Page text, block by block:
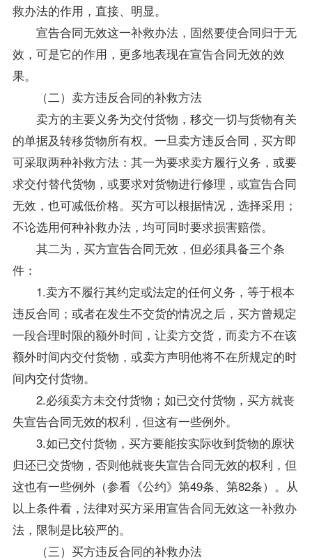
救办法的作用，直接、明显。
宣告合同无效这一补救办法，固然要使合同归于无
效，可是它的作用，更多地表现在宣告合同无效的效
果。
（二）卖方违反合同的补救方法
卖方的主要义务为交付货物，移交一切与货物有关
的单据及转移货物所有权。一旦卖方违反合同，买方即
可采取两种补救方法：其一为要求卖方履行义务，或要
求交付替代货物，或要求对货物进行修理，或宣告合同
无效，也可减低价格。买方可以根据情况，选择采用；
不论选用何种补救办法，均可同时要求损害赔偿。
其二为，买方宣告合同无效，但必须具备三个条
件：
1.卖方不履行其约定或法定的任何义务，等于根本
违反合同；或者在发生不交货的情况之后，买方曾规定
一段合理时限的额外时间，让卖方交货，而卖方不在该
额外时间内交付货物，或卖方声明他将不在所规定的时
间内交付货物。
2.必须卖方未交付货物；如已交付货物，买方就丧
失宣告合同无效的权利，但这有一些例外。
3.如已交付货物，买方要能按实际收到货物的原状
归还已交货物，否则他就丧失宣告合同无效的权利，但
这也有一些例外（参看《公约》第49条、第82条）。从
以上条件看，法律对买方采用宣告合同无效这一补救办
法，限制是比较严的。
（三）买方违反合同的补救办法